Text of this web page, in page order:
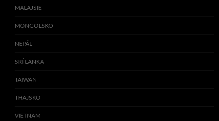
MALAJSIE
MONGOLSKO
NEPÁL
SRÍ LANKA
TAIWAN
THAJSKO
VIETNAM